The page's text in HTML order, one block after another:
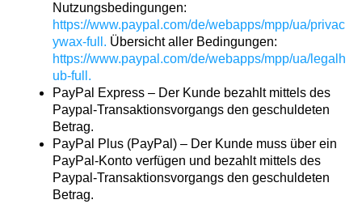
Nutzungsbedingungen:
https://www.paypal.com/de/webapps/mpp/ua/privac
ywax-full . Übersicht aller Bedingungen:
https://www.paypal.com/de/webapps/mpp/ua/legalh
ub-full .
PayPal Express – Der Kunde bezahlt mittels des
Paypal-Transaktionsvorgangs den geschuldeten
Betrag.
PayPal Plus (PayPal) – Der Kunde muss über ein
PayPal-Konto verfügen und bezahlt mittels des
Paypal-Transaktionsvorgangs den geschuldeten
Betrag.